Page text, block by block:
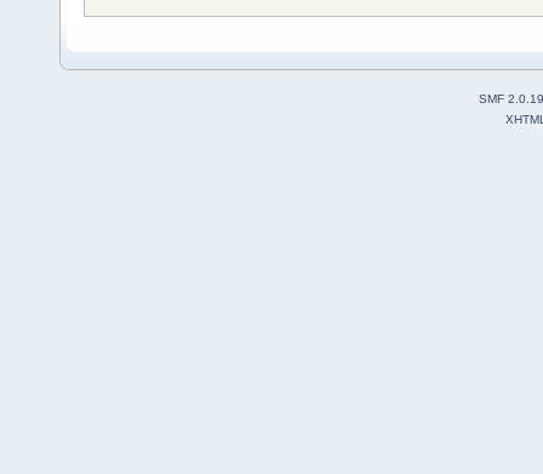
SMF 2.0.19